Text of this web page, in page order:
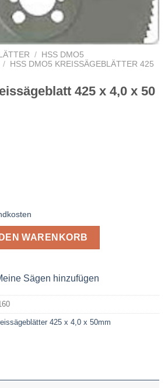
/
HSS DMO5
/
HSS DMO5 KREISSÄGEBLÄTTER 425
425 x 4,0 x 50
425 x 4,0 x 50 Z= 160 Menge
DEN WARENKORB
Sägen hinzufügen
425 x 4,0 x 50mm